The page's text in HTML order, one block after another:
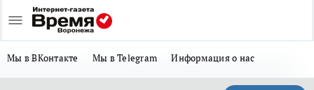
Мы в ВКонтакте Мы в Telegram Информация о нас